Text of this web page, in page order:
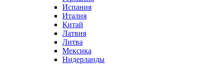
Испания
Италия
Китай
Латвия
Литва
Мексика
Нидерланды